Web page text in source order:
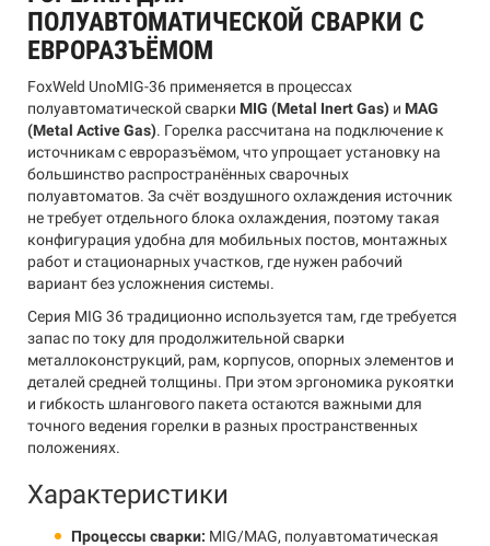
ПОЛУАВТОМАТИЧЕСКОЙ СВАРКИ С
ЕВРОРАЗЪЁМОМ
FoxWeld UnoMIG-36 применяется в процессах
полуавтоматической сварки MIG (Metal Inert Gas) и MAG
(Metal Active Gas). Горелка рассчитана на подключение к
источникам с евроразъёмом, что упрощает установку на
большинство распространённых сварочных
полуавтоматов. За счёт воздушного охлаждения источник
не требует отдельного блока охлаждения, поэтому такая
конфигурация удобна для мобильных постов, монтажных
работ и стационарных участков, где нужен рабочий
вариант без усложнения системы.
Серия MIG 36 традиционно используется там, где требуется
запас по току для продолжительной сварки
металлоконструкций, рам, корпусов, опорных элементов и
деталей средней толщины. При этом эргономика рукоятки
и гибкость шлангового пакета остаются важными для
точного ведения горелки в разных пространственных
положениях.
Характеристики
Процессы сварки: MIG/MAG, полуавтоматическая